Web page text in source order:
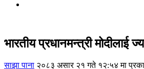
भारतीय प्रधानमन्त्री मोदीलाई
साझा पाना २०८३ असार २१ गते १२:५४ मा